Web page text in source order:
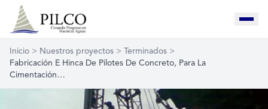
Inicio > Nuestros proyectos > Terminados >
Fabricación E Hinca De Pilotes De Concreto, Para La
Cimentación…